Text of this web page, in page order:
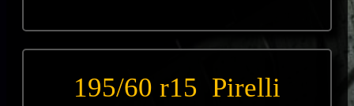
195/60 r15 Pirelli